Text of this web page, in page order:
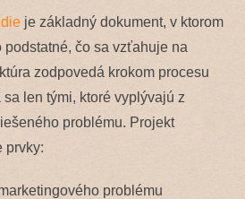
je základný dokument, v ktorom
čo sa vzťahuje na
zodpovedá krokom procesu
len tými, ktoré vyplývajú z
problému. Projekt
prvky:
problému